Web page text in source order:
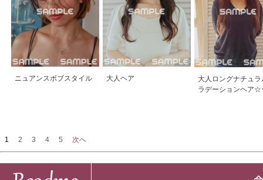
ニュアンスボブスタイル 大人ヘア
大人ロングナチュラ
ラデーションヘア
1 2 3 4 5 次へ